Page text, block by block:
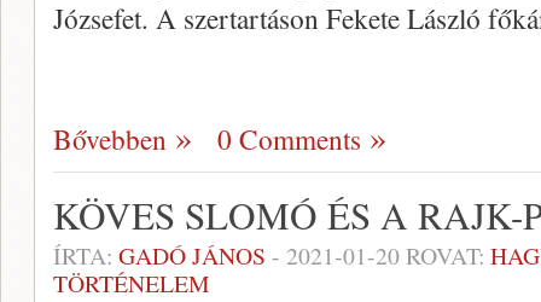
Józsefet. A szertartáson Fekete László
Bővebben 0 Comments
KÖVES SLOMÓ ÉS A RAJK-
ÍRTA: GADÓ JÁNOS - 2021-01-20ROVAT:
TÖRTÉNELEM